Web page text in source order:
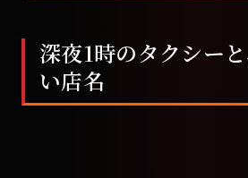
深夜1時のタクシー
い店名